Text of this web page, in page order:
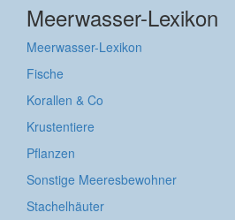
Meerwasser-Lexikon
Meerwasser-Lexikon
Fische
Korallen & Co
Krustentiere
Pflanzen
Sonstige Meeresbewohner
Stachelhäuter